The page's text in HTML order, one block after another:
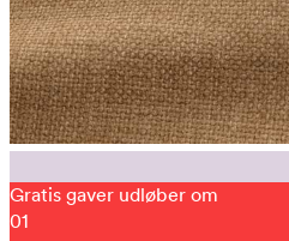
Gratis gaver udløber om
01